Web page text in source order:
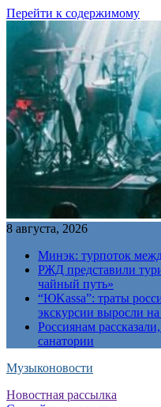
Перейти к содержимому
8 августа, 2026
Минэк: турпоток
РЖД представили
чайный путь»
“ЮKassa”: траты
экскурсии выросли
Россиянам
санатории
Музыконовости
Новостная рассылка